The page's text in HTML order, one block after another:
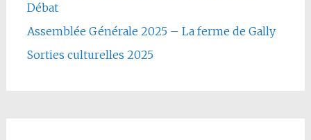
Débat
Assemblée Générale 2025 – La ferme de Gally
Sorties culturelles 2025